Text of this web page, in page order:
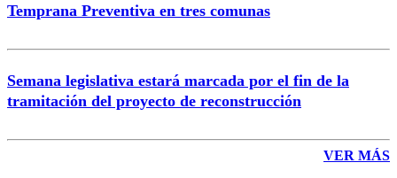
Temprana Preventiva en tres comunas
Semana legislativa estará marcada por el fin de la
tramitación del proyecto de reconstrucción
VER MÁS